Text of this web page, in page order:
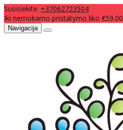
Susisiekite: +37062723504
Iki nemokamo pristatymo liko €59.00
Navigacija